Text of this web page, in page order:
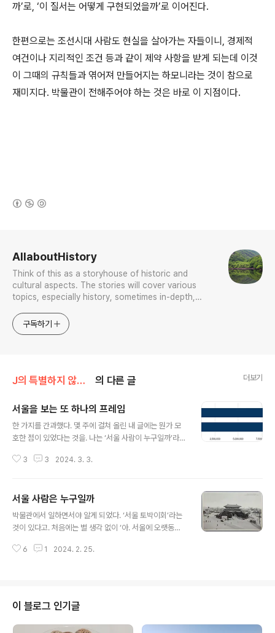
까’로, ‘이 질서는 어떻게 구현되었을까’로 이어진다.
한편으로는 조선시대 사람도 현실을 살아가는 자들이니, 경제적
여건이나 지리적인 조건 등과 같이 제약 사항을 받게 되는데 이것
이 그때의 규칙들과 엮어져 만들어지는 하모니라는 것이 참으로
재미지다. 박물관이 전해주어야 하는 것은 바로 이 지점이다.
AllaboutHistory
Think of this as a storyhouse of historic and
cultural aspects. The stories will cover various
topics, especially history, sometimes in-depth,
approach will be to resist any common sense or
generalized viewpoint
구독하기
J의 특별하지 않은 박물관 이야기 의 다른 글 더보기
서울을 보는 또 하나의 프레임
한 가지를 간과했다. 몇 주에 걸쳐 올린 내 글에는 뭔가 모
호한 점이 있었다는 것을. 나는 ‘서울 사람이 누구일까’라고
의 특수성을 잘 볼 수 있지 않을까 라고 썼다. 그러나 글을
다고 말이다. 그것은 ‘사람들이 서울 사람으로 생각하는 기
준’과 ‘실제 서울에 살고 있으나 심리적으로 소속감을 느끼
는지 여부’를 구분하지 못한 것이다. 그리고 서울 사람을 생
민하지 않았다. 서울을 바라보는 방법 전에도 쓴 내용이지
3 3 2024. 3. 3.
서울 사람은 누구일까
박물관에서 일하면서야 알게 되었다. ‘서울 토박이회’라는
것이 있다고. 처음에는 별 생각 없이 ‘아. 서울에 오랫동안
운 기준이 있었다. ‘서울 사대문 안, 그리고 사대문 밖 10리
다. 평범한 서울사람인 김주호씨에 대한 일상사로 서울의
이야기를 본다는 취지의 전시였다. 전시는 김주호씨의 개
인적인 이야기를 담고 있었지만, 한편으로는 서울의 이야
6 1 2024. 2. 25.
이 블로그 인기글